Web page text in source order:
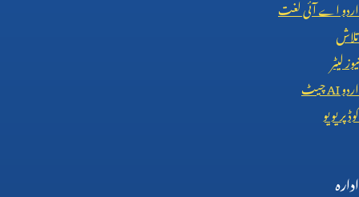
اردو اے آئی لغت
تلاش
نیوز لیٹر
اردوAIچیٹ
کوڈ پریویو
ادارہ